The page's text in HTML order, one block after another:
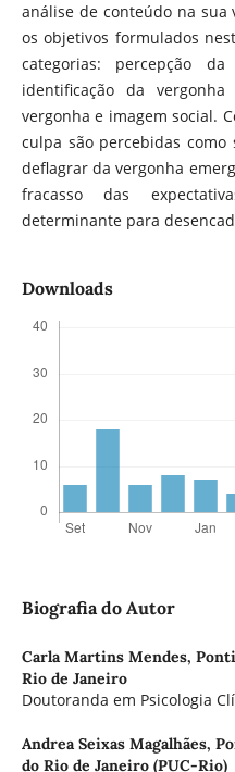
análise de conteúdo na
os objetivos formulados
categorias: percepção
identificação da
vergonha e imagem social.
culpa são percebidas
deflagrar da vergonha
fracasso das
determinante para
Downloads
Biografia do Autor
Carla Martins Mendes,
Rio de Janeiro
Doutoranda em Psicologia
Andrea Seixas Magalhães,
do Rio de Janeiro (PUC-Rio)